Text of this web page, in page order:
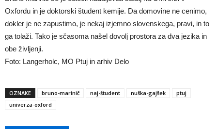
Oxfordu in je doktorski študent kemije. Da domovine ne cenimo,
dokler je ne zapustimo, je nekaj izjemno slovenskega, pravi, in to
ga tolaži. Tako je sčasoma našel dovolj prostora za dva jezika in
obe življenji.
Foto: Langerholc, MO Ptuj in arhiv Delo
OZNAKE bruno-marinič naj-študent nuška-gajšek
ptuj
univerza-oxford